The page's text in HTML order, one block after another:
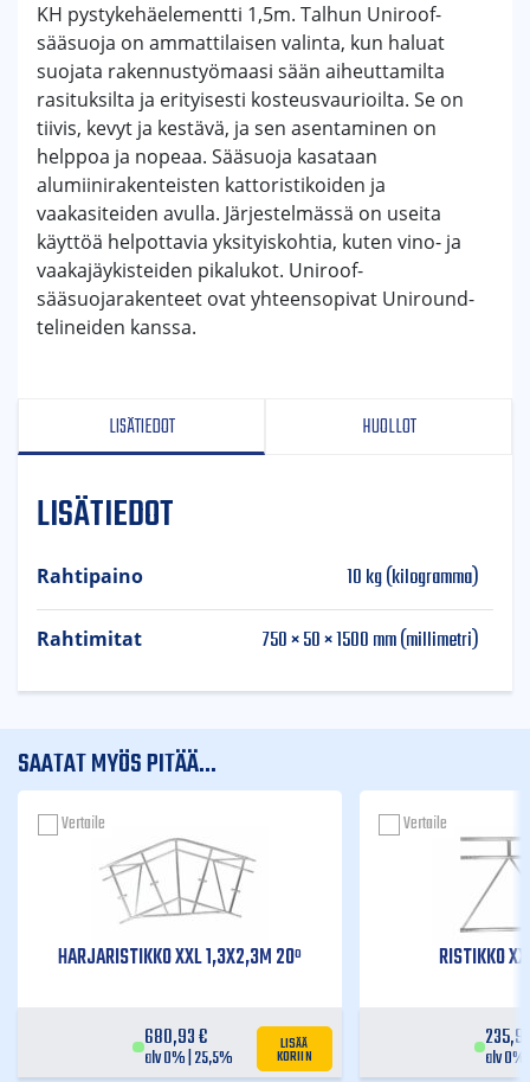
LISÄTIEDOT HUOLLOT
LISÄTIEDOT
Rahtipaino 10 kg (kilogramma)
Rahtimitat 750 × 50 × 1500 mm (millimetri)
KH pystykehäelementti 1,5m. Talhun Uniroof-
sääsuoja on ammattilaisen valinta, kun haluat
suojata rakennustyömaasi sään aiheuttamilta
rasituksilta ja erityisesti kosteusvaurioilta. Se on
tiivis, kevyt ja kestävä, ja sen asentaminen on
helppoa ja nopeaa. Sääsuoja kasataan
alumiinirakenteisten kattoristikoiden ja
vaakasiteiden avulla. Järjestelmässä on useita
käyttöä helpottavia yksityiskohtia, kuten vino- ja
vaakajäykisteiden pikalukot. Uniroof-
sääsuojarakenteet ovat yhteensopivat Uniround-
telineiden kanssa.
SAATAT MYÖS PITÄÄ...
HARJARISTIKKO XXL 1,3X2,3M 20º
680,93€
alv 0% | 25,5%
LISÄÄ
KORIIN
Vertaile
RISTIKKO
alv
Vertaile